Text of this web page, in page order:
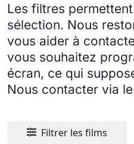
Les filtres
sélection. Nous
vous aider à
vous souhaitez
écran, ce qui
Nous contacter via
Filtrer les films